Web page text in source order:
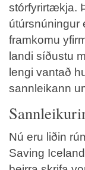
stórfyrirtækja.
útúrsnúningur
framkomu
landi síðustu
lengi vantað
sannleikann
Nú eru liðin
Saving